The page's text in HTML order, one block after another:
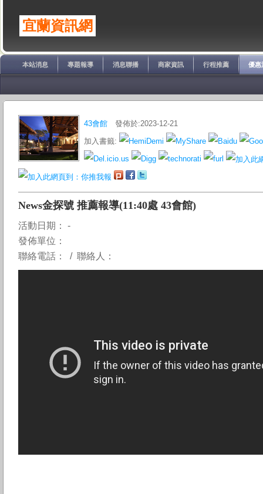
宜蘭資訊網
本站消息 專題報導 消息聯播 商家資訊 行程推薦 優惠
43會館 發佈於:2023-12-21
加入書籤:
News金探號 推薦報導(11:40處 43會館)
活動日期： -
發佈單位：
聯絡電話： / 聯絡人：